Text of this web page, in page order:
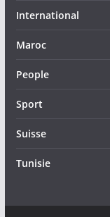
International
Maroc
People
Sport
Suisse
Tunisie